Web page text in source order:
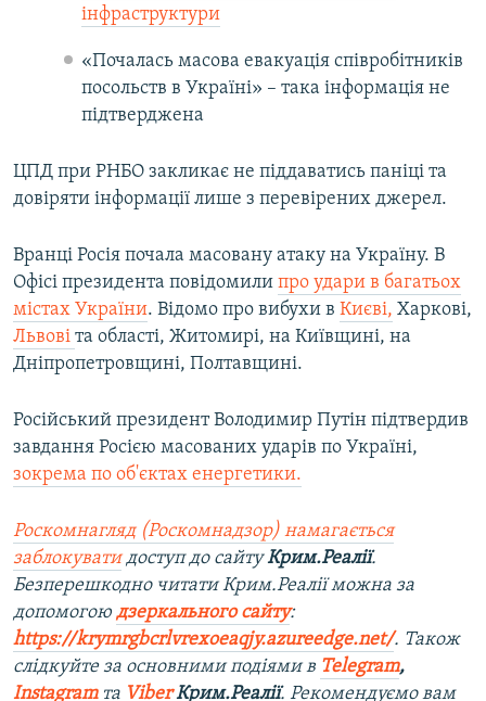
інфраструктури
«Почалась масова евакуація співробітників
посольств в Україні» – така інформація не
підтверджена
ЦПД при РНБО закликає не піддаватись паніці та
довіряти інформації лише з перевірених джерел.
Вранці Росія почала масовану атаку на Україну. В
Офісі президента повідомили про удари в багатьох
містах України. Відомо про вибухи в Києві, Харкові,
Львові та області, Житомирі, на Київщині, на
Дніпропетровщині, Полтавщині.
Російський президент Володимир Путін підтвердив
завдання Росією масованих ударів по Україні,
зокрема по об'єктах енергетики.
Роскомнагляд (Роскомнадзор) намагається
заблокуватидоступ до сайтуКрим.Реалії.
Безперешкодно читати Крим.Реалії можна за
допомогою дзеркального сайту:
https://krymrgbcrlvrexoeaqjy.azureedge.net/. Також
слідкуйте за основними подіями в Telegram,
Instagramта ViberКрим.Реалії. Рекомендуємо вам